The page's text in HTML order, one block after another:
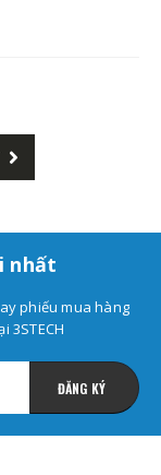
nhất
phiếu mua hàng
3STECH